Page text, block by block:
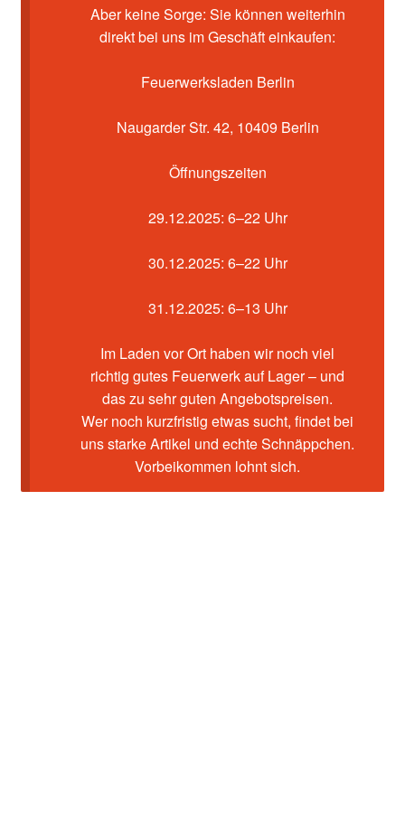
Aber keine Sorge: Sie können weiterhin
direkt bei uns im Geschäft einkaufen:
Feuerwerksladen Berlin
Naugarder Str. 42, 10409 Berlin
Öffnungszeiten
29.12.2025: 6–22 Uhr
30.12.2025: 6–22 Uhr
31.12.2025: 6–13 Uhr
Im Laden vor Ort haben wir noch viel
richtig gutes Feuerwerk auf Lager – und
das zu sehr guten Angebotspreisen.
Wer noch kurzfristig etwas sucht, findet bei
uns starke Artikel und echte Schnäppchen.
Vorbeikommen lohnt sich.